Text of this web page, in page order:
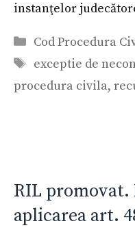
instanţelor
Categorii
Cod Procedura
Etichete
exceptie de
procedura civila,
RIL
aplicarea art.